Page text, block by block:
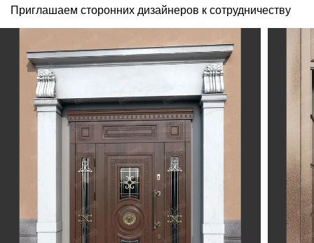
Приглашаем сторонних дизайнеров к сотрудничеству